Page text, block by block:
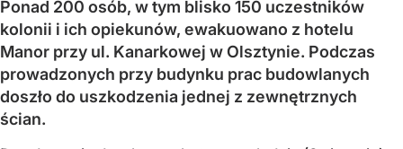
Ponad 200 osób, w tym blisko 150 uczestników
kolonii i ich opiekunów, ewakuowano z hotelu
Manor przy ul. Kanarkowej w Olsztynie. Podczas
prowadzonych przy budynku prac budowlanych
doszło do uszkodzenia jednej z zewnętrznych
ścian.